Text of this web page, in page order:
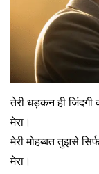
​तेरी धड़कन ही जिंदगी
मेरा।
मेरी मोहब्बत तुझसे
मेरा।​